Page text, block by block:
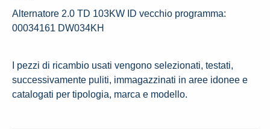
Alternatore 2.0 TD 103KW ID vecchio programma:
00034161 DW034KH
I pezzi di ricambio usati vengono selezionati, testati,
successivamente puliti, immagazzinati in aree idonee e
catalogati per tipologia, marca e modello.